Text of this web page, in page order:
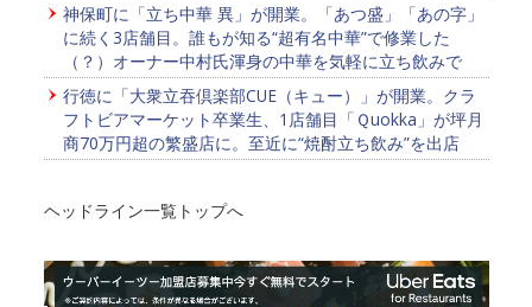
神保町に「立ち中華 異」が開業。「あつ盛」「あの字」
に続く3店舗目。誰もが知る“超有名中華”で修業した
（？）オーナー中村氏渾身の中華を気軽に立ち飲みで
行徳に「大衆立吞倶楽部CUE（キュー）」が開業。クラ
フトビアマーケット卒業生、1店舗目「Ｑuokka」が坪月
商70万円超の繁盛店に。至近に“焼酎立ち飲み”を出店
ヘッドライン一覧トップへ